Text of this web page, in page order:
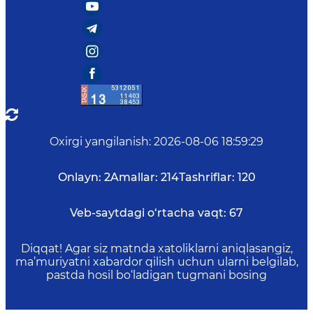
Oxirgi yangilanish: 2026-08-06 18:59:29
Onlayn: 2Amallar: 214Tashriflar: 120
Veb-saytdagi o‘rtacha vaqt: 67
Diqqat! Agar siz matnda xatoliklarni aniqlasangiz,
ma’muriyatni xabardor qilish uchun ularni belgilab,
pastda hosil bo‘ladigan tugmani bosing